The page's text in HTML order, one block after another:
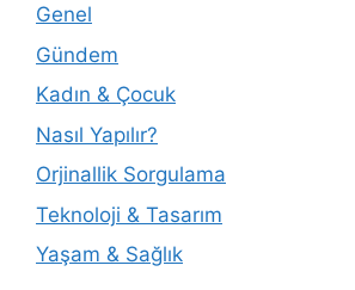
Genel
Gündem
Kadın & Çocuk
Nasıl Yapılır?
Orjinallik Sorgulama
Teknoloji & Tasarım
Yaşam & Sağlık